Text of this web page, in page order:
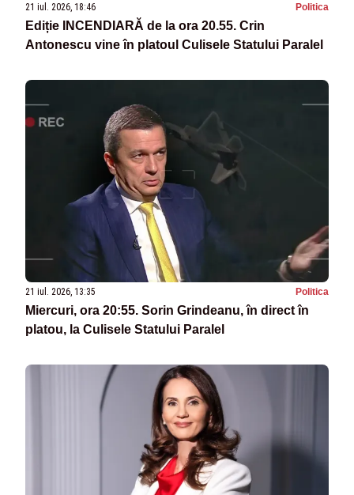
21 iul. 2026, 18:46 Politica
Ediție INCENDIARĂ de la ora 20.55. Crin
Antonescu vine în platoul Culisele Statului Paralel
21 iul. 2026, 13:35 Politica
Miercuri, ora 20:55. Sorin Grindeanu, în direct în
platou, la Culisele Statului Paralel